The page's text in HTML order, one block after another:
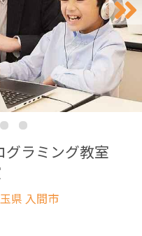
グラミング教室
県 入間市